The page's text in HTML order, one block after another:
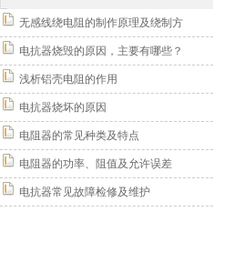
无感线绕电阻的制作原理及绕制方
电抗器烧毁的原因，主要有哪些？
浅析铝壳电阻的作用
电抗器烧坏的原因
电阻器的常见种类及特点
电阻器的功率、阻值及允许误差
电抗器常见故障检修及维护